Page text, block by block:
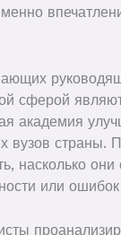
сферой
академия
вузов страны.
насколько
или